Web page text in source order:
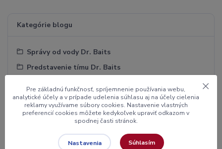
Kategórie blogu
Správy od vody Dr. Baits
Predstavenie tímu Dr. Baits
Štítky blogu
catch and release
Green pearl
Pre základnú funkčnosť, spríjemnenie používania webu,
analytické účely a v prípade udelenia súhlasu aj na účely cielenia
reklamy využívame súbory cookies. Nastavenie vlastných
preferencií cookies môžete kedykoľvek upraviť odkazom v
spodnej časti stránok.
Nastavenia Súhlasím